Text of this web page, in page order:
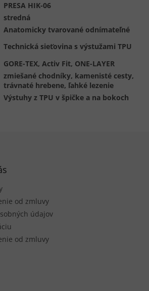
PRESA HIK-06
stredná
Anatomicky tvarované odnímateľné
Technická sieťovina s výstužami TPU
GORE-TEX, Activ Fit, ONE-LAYER
zmiešané chodníky, kamenisté cesty,
trávnaté hrebene, ľahké lezenie
Výstuhy z TPU v špičke a na bokoch
od zmluvy
údajov
od zmluvy